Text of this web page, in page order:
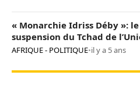
« Monarchie Idriss Déby »:
suspension du Tchad de
AFRIQUE - POLITIQUE•il y a 5 ans